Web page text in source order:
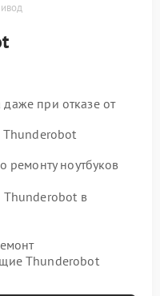
даже при отказе от
Thunderobot
ремонту ноутбуков
Thunderobot в
Thunderobot